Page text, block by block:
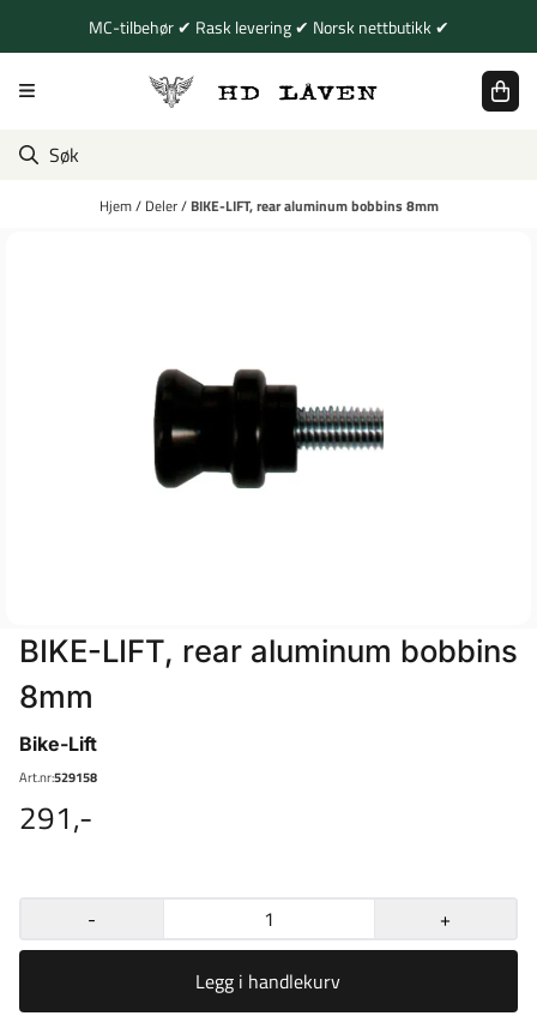
Hopp til innholdMC-tilbehør ✔ Rask levering ✔ Norsk nettbutikk ✔
Hjem/ Deler/ BIKE-LIFT, rear aluminum bobbins 8mm
BIKE-LIFT, rear aluminum bobbins
8mm
Bike-Lift
Art.nr:529158
291,-
- +
Legg i handlekurv